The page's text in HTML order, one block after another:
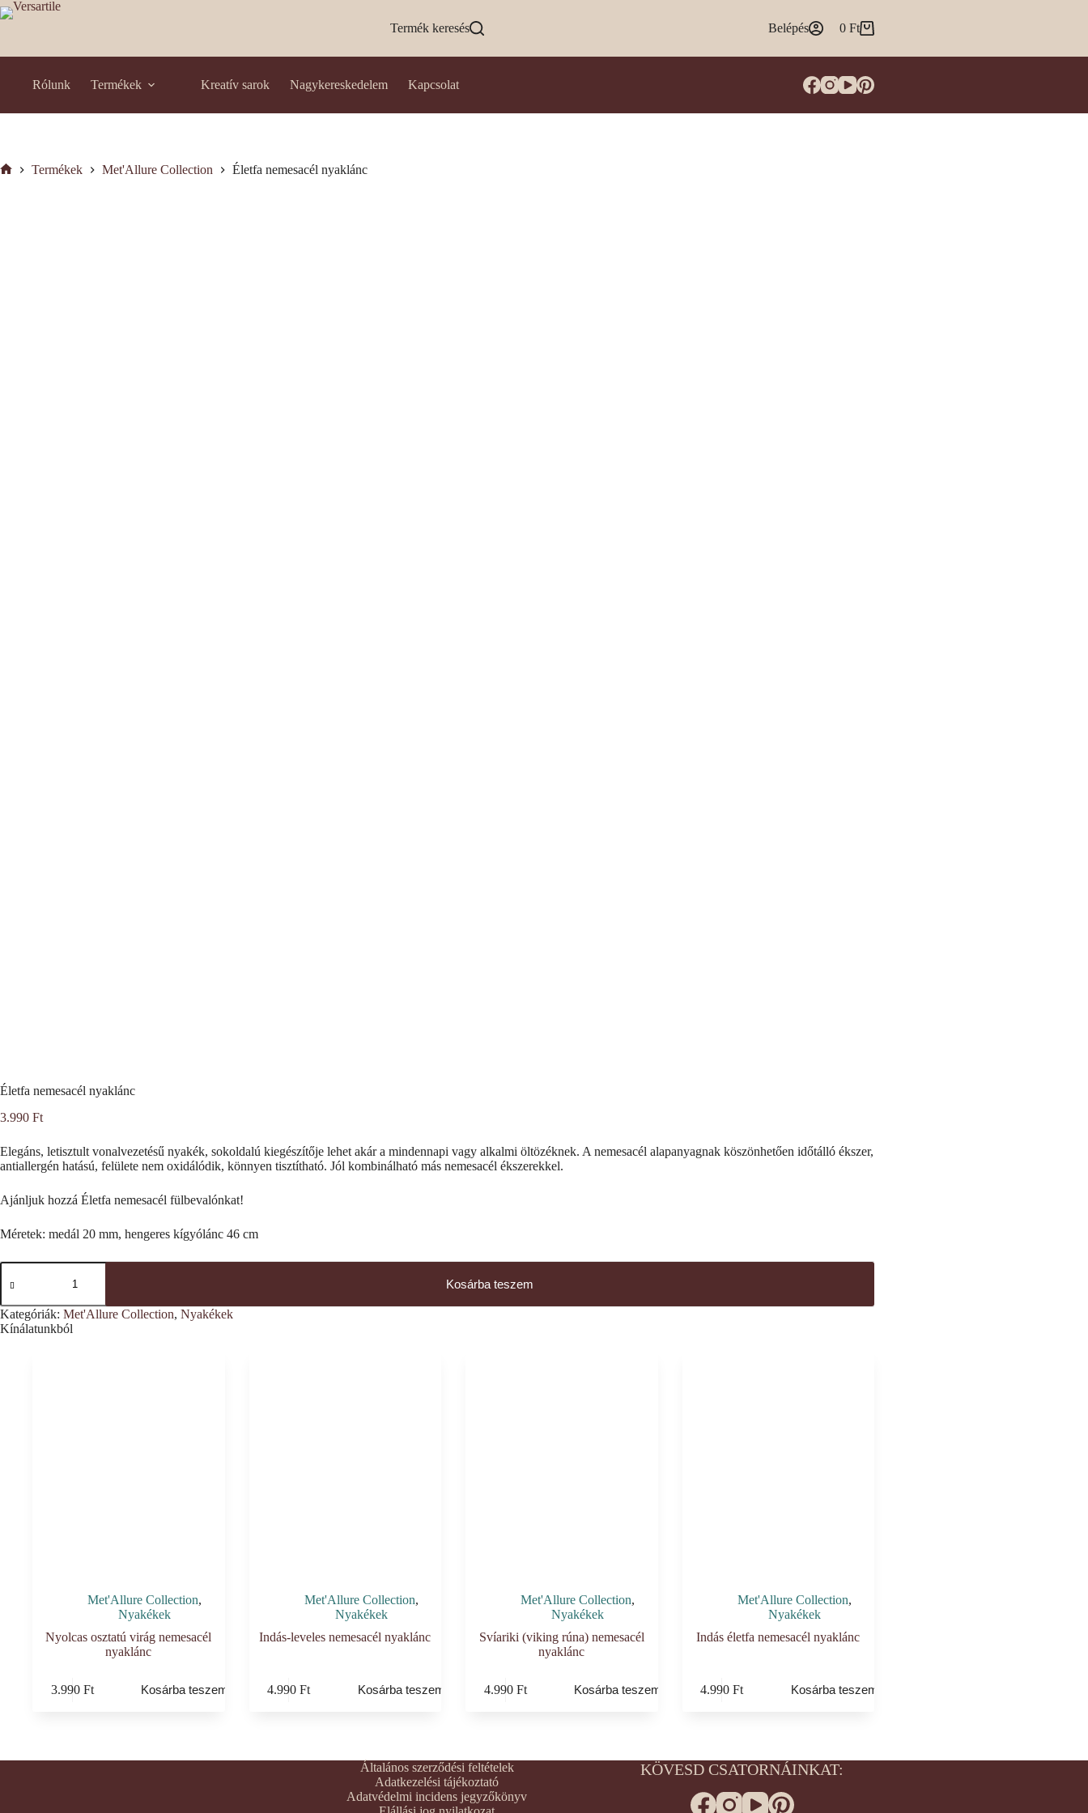
Skip
to
Termék keresés Belépés
Shopping
0 Ft
Rólunk Termékek Kreatív sarok Nagykereskedelem Kapcsolat
Termékek Met'Allure Collection Életfa nemesacél nyaklánc
Életfa nemesacél nyaklánc
3.990 Ft
Elegáns, letisztult vonalvezetésű nyakék, sokoldalú kiegészítője lehet akár a mindennapi vagy alkalmi öltözéknek. A nemesacél alapanyagnak köszönhetően időtálló ékszer,
antiallergén hatású, felülete nem oxidálódik, könnyen tisztítható. Jól kombinálható más nemesacél ékszerekkel.
Ajánljuk hozzá Életfa nemesacél fülbevalónkat!
Méretek: medál 20 mm, hengeres kígyólánc 46 cm
Életfa
nemesacél
mennyiség
Kosárba teszem
Kategóriák: Met'Allure Collection, Nyakékek
Kínálatunkból
Met'Allure Collection,
Nyakékek
Nyolcas osztatú virág nemesacél
nyaklánc
3.990 Ft Kosárba teszem
Met'Allure Collection,
Nyakékek
Indás-leveles nemesacél nyaklánc
4.990Ft Kosárba teszem
Met'Allure Collection,
Nyakékek
Svíariki (viking rúna) nemesacél
nyaklánc
4.990 Ft Kosárba teszem
Met'Allure Collection,
Nyakékek
Indás életfa nemesacél nyaklánc
4.990Ft Kosárba teszem
Általános szerződési feltételek
Adatkezelési tájékoztató
Adatvédelmi incidens jegyzőkönyv
KÖVESD CSATORNÁINKAT: